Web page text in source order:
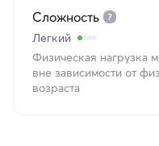
Сложность
Легкий
Физическая нагрузка
вне зависимости от
возраста